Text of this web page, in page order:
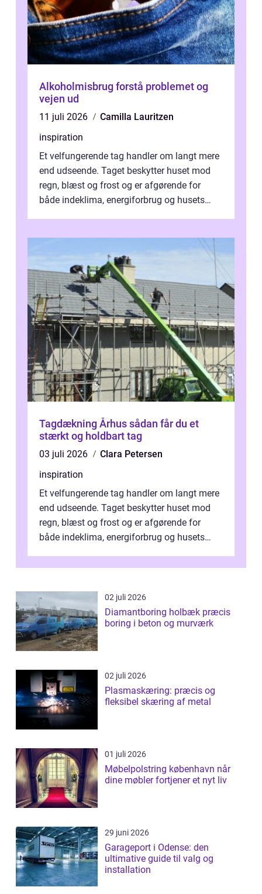
Alkoholmisbrug forstå problemet og
vejen ud
11 juli 2026
Camilla Lauritzen
inspiration
Et velfungerende tag handler om langt mere
end udseende. Taget beskytter huset mod
regn, blæst og frost og er afgørende for
både indeklima, energiforbrug og husets
Tagdækning Århus sådan får du et
stærkt og holdbart tag
03 juli 2026
Clara Petersen
inspiration
Et velfungerende tag handler om langt mere
end udseende. Taget beskytter huset mod
regn, blæst og frost og er afgørende for
både indeklima, energiforbrug og husets
02 juli 2026
Diamantboring holbæk præcis
boring i beton og murværk
02 juli 2026
Plasmaskæring: præcis og
fleksibel skæring af metal
01 juli 2026
Møbelpolstring københavn når
dine møbler fortjener et nyt liv
29 juni 2026
Garageport i Odense: den
ultimative guide til valg og
installation